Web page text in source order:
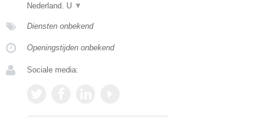
Nederland. U ▼
Diensten onbekend
Openingstijden onbekend
Sociale media: